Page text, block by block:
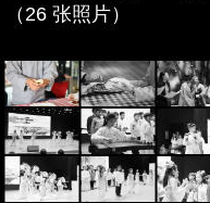
（26 张照片）